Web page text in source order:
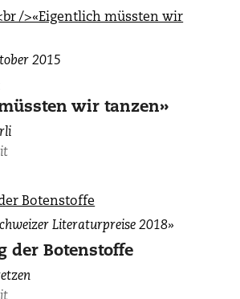
2015
wir tanzen»
Literaturpreise 2018»
der Botenstoffe